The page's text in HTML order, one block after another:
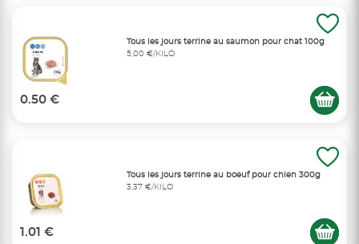
Tous les jours terrine au saumon pour chat 100g
5,00 €/KILO
0.50 €
Tous les jours terrine au boeuf pour chien 300g
3,37 €/KILO
1.01 €